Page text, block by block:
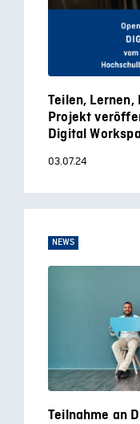
Teilen, Lernen,
Projekt
Digital
03.07.24
NEWS
Teilnahme an